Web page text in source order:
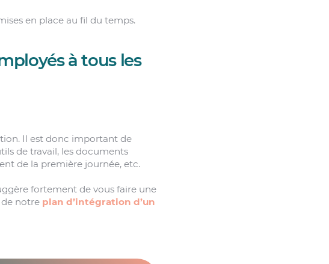
en place au fil du temps.
à tous les
Il est donc important de
de travail, les documents
de la première journée, etc.
fortement de vous faire une
de notre plan d’intégration d’un